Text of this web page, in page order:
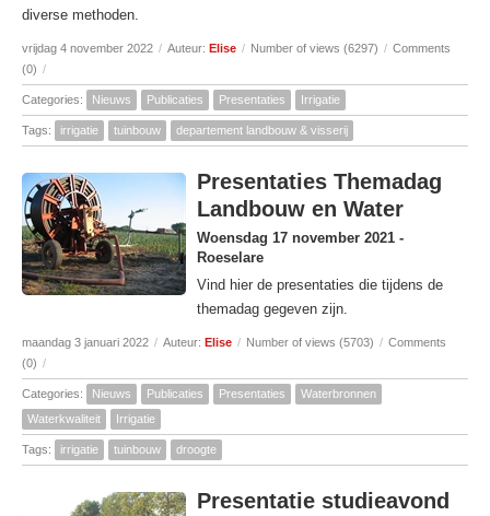
diverse methoden.
vrijdag 4 november 2022 / Auteur: Elise / Number of views (6297) / Comments
(0) /
Categories: Nieuws Publicaties Presentaties Irrigatie
Tags: irrigatie tuinbouw departement landbouw & visserij
Presentaties Themadag
Landbouw en Water
Woensdag 17 november 2021 -
Roeselare
Vind hier de presentaties die tijdens de
themadag gegeven zijn.
maandag 3 januari 2022 / Auteur: Elise / Number of views (5703) / Comments
(0) /
Categories: Nieuws Publicaties Presentaties
Waterbronnen
Waterkwaliteit
Irrigatie
Tags: irrigatie tuinbouw droogte
Presentatie studieavond